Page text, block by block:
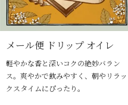
メール便 ドリップ オイレ
軽やかな香と深いコクの絶妙バラン
ス。爽やかで飲みやすく、朝やリラッ
クスタイムにぴったり。